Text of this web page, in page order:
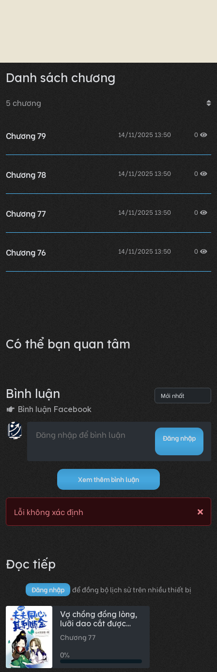
Danh sách chương
5 chương
Chương 79 14/11/2025 13:50 0
Chương 78 14/11/2025 13:50 0
Chương 77 14/11/2025 13:50 0
Chương 76 14/11/2025 13:50 0
Có thể bạn quan tâm
Bình luận
Bình luận Facebook
Đăng nhập
Xem thêm bình luận
Lỗi không xác định
Đọc tiếp
Đăng nhập để đồng bộ lịch sử trên nhiều thiết bị
Vợ chồng đồng lòng,
lưỡi dao cắt được
vàng.
Chương 77
0%